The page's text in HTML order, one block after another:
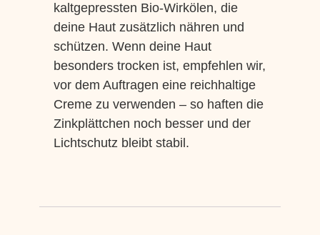
kaltgepressten Bio-Wirkölen, die
deine Haut zusätzlich nähren und
schützen. Wenn deine Haut
besonders trocken ist, empfehlen wir,
vor dem Auftragen eine reichhaltige
Creme zu verwenden – so haften die
Zinkplättchen noch besser und der
Lichtschutz bleibt stabil.